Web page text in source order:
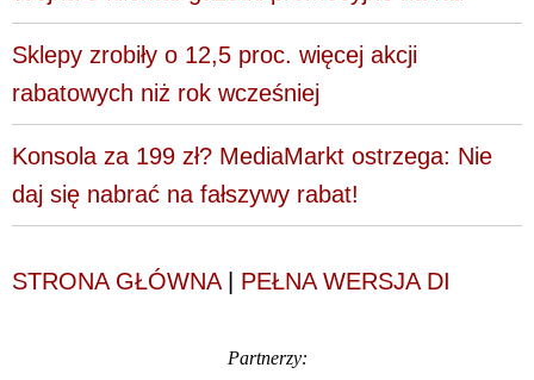
Sklepy zrobiły o 12,5 proc. więcej akcji
rabatowych niż rok wcześniej
Konsola za 199 zł? MediaMarkt ostrzega: Nie
daj się nabrać na fałszywy rabat!
STRONA GŁÓWNA| PEŁNA WERSJA DI
Partnerzy: